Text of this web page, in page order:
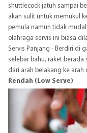
shuttlecock jatuh sampai
akan sulit untuk memukul
pemula namun tidak
olahraga servis ini biasa
Servis Panjang - Berdiri di
selebar bahu, raket
dari arah belakang ke
Rendah (Low Serve)